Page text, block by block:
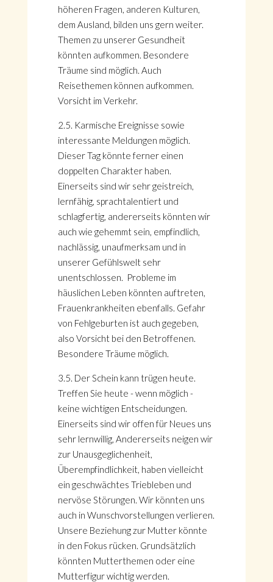
höheren Fragen, anderen Kulturen,
dem Ausland, bilden uns gern weiter.
Themen zu unserer Gesundheit
könnten aufkommen. Besondere
Träume sind möglich. Auch
Reisethemen können aufkommen.
Vorsicht im Verkehr.
2.5. Karmische Ereignisse sowie
interessante Meldungen möglich.
Dieser Tag könnte ferner einen
doppelten Charakter haben.
Einerseits sind wir sehr geistreich,
lernfähig, sprachtalentiert und
schlagfertig, andererseits könnten wir
auch wie gehemmt sein, empfindlich,
nachlässig, unaufmerksam und in
unserer Gefühlswelt sehr
unentschlossen. Probleme im
häuslichen Leben könnten auftreten,
Frauenkrankheiten ebenfalls. Gefahr
von Fehlgeburten ist auch gegeben,
also Vorsicht bei den Betroffenen.
Besondere Träume möglich.
3.5. Der Schein kann trügen heute.
Treffen Sie heute - wenn möglich -
keine wichtigen Entscheidungen.
Einerseits sind wir offen für Neues uns
sehr lernwillig, Andererseits neigen wir
zur Unausgeglichenheit,
Überempfindlichkeit, haben vielleicht
ein geschwächtes Triebleben und
nervöse Störungen. Wir könnten uns
auch in Wunschvorstellungen verlieren.
Unsere Beziehung zur Mutter könnte
in den Fokus rücken. Grundsätzlich
könnten Mutterthemen oder eine
Mutterfigur wichtig werden.